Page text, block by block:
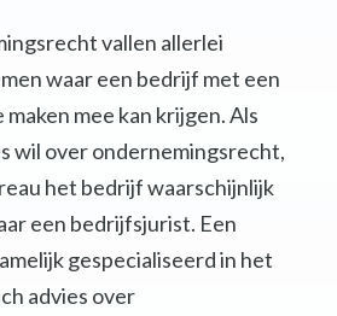
vallen allerlei
waar een bedrijf met een
mee kan krijgen. Als
wil over ondernemingsrecht,
het bedrijf waarschijnlijk
een bedrijfsjurist. Een
gespecialiseerd in het
advies over